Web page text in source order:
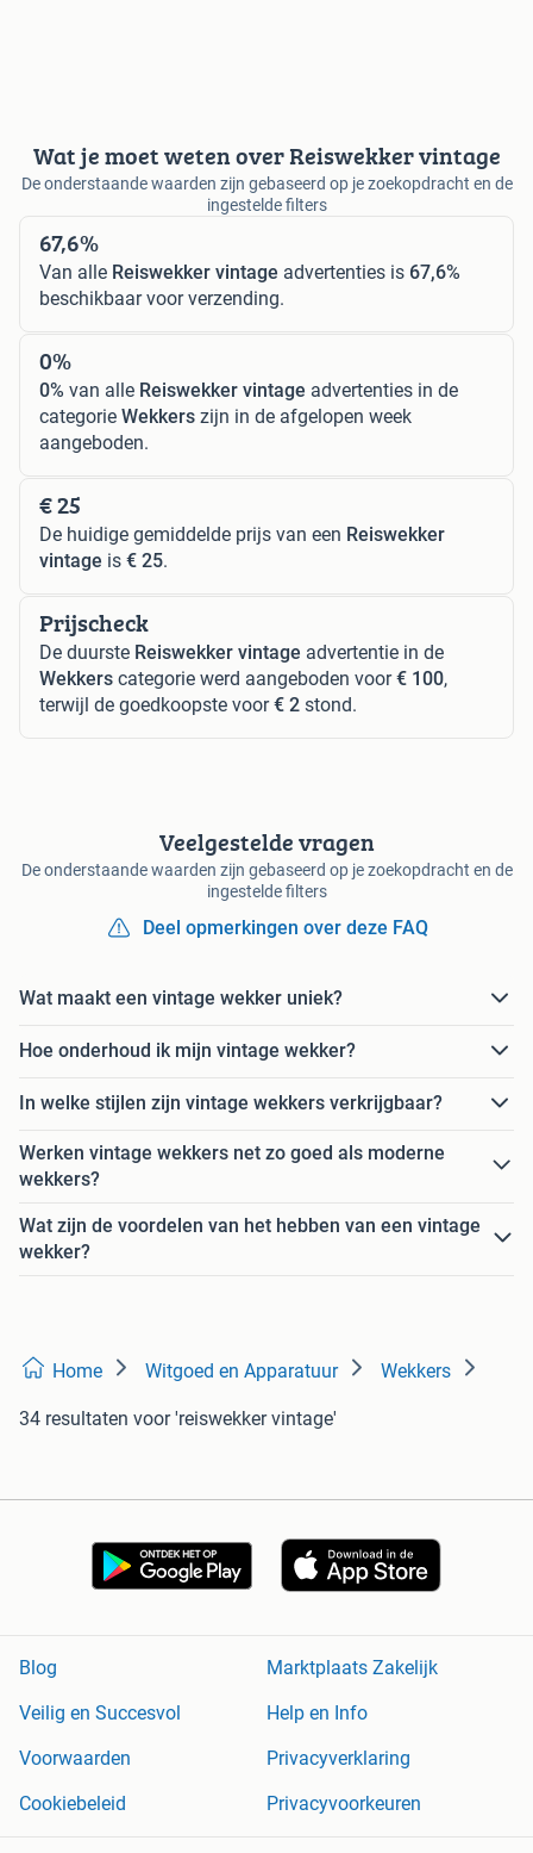
Wat je moet weten over Reiswekker vintage
De onderstaande waarden zijn gebaseerd op je zoekopdracht en de
ingestelde filters
67,6%
Van alle Reiswekker vintage advertenties is 67,6%
beschikbaar voor verzending.
0%
0% van alle Reiswekker vintage advertenties in de
categorie Wekkers zijn in de afgelopen week
aangeboden.
€ 25
De huidige gemiddelde prijs van een Reiswekker
vintage is € 25.
Prijscheck
De duurste Reiswekker vintage advertentie in de
Wekkers categorie werd aangeboden voor€ 100,
terwijl de goedkoopste voor€ 2 stond.
Veelgestelde vragen
De onderstaande waarden zijn gebaseerd op je zoekopdracht en de
ingestelde filters
Deel opmerkingen over deze FAQ
Wat maakt een vintage wekker uniek?
Hoe onderhoud ik mijn vintage wekker?
In welke stijlen zijn vintage wekkers verkrijgbaar?
Werken vintage wekkers net zo goed als moderne
wekkers?
Wat zijn de voordelen van het hebben van een vintage
wekker?
Home Witgoed en Apparatuur Wekkers
34 resultaten voor 'reiswekker vintage'
Blog
Marktplaats Zakelijk
Veilig en Succesvol
Help en Info
Voorwaarden
Privacyverklaring
Cookiebeleid
Privacyvoorkeuren